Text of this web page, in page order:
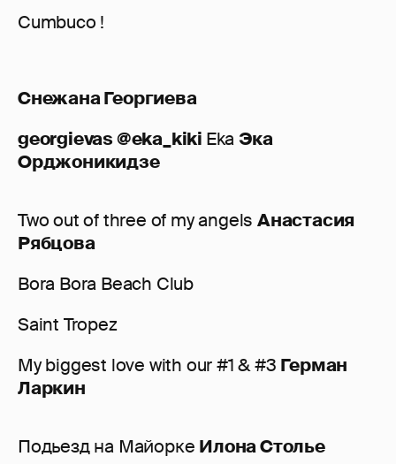
Cumbuco !
Снежана Георгиева
georgievas @eka_kiki Eka Эка
Орджоникидзе
Two out of three of my angels Анастасия
Рябцова
Bora Bora Beach Club
Saint Tropez
My biggest love with our #1 & #3 Герман
Ларкин
Подьезд на Майорке Илона Столье